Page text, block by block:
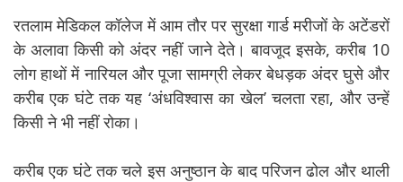
रतलाम मेडिकल कॉलेज में आम तौर पर सुरक्षा गार्ड मरीजों के अटेंडरों
के अलावा किसी को अंदर नहीं जाने देते। बावजूद इसके, करीब 10
लोग हाथों में नारियल और पूजा सामग्री लेकर बेधड़क अंदर घुसे और
करीब एक घंटे तक यह ‘अंधविश्वास का खेल’ चलता रहा, और उन्हें
किसी ने भी नहीं रोका।
करीब एक घंटे तक चले इस अनुष्ठान के बाद परिजन ढोल और थाली